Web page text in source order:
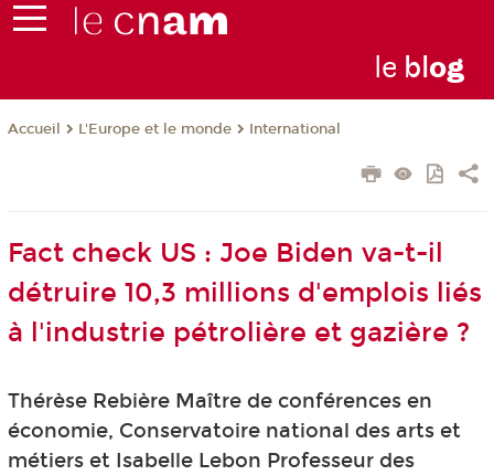
le blog
Accueil L'Europe et le monde International
Fact check US : Joe Biden va-t-il
détruire 10,3 millions d'emplois liés
à l'industrie pétrolière et gazière ?
Thérèse Rebière Maître de conférences en
économie, Conservatoire national des arts et
métiers et Isabelle Lebon Professeur des